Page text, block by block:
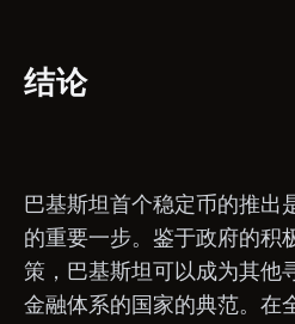
结论
巴基斯坦首个稳定币的推出
的重要一步。鉴于政府的积
策，巴基斯坦可以成为其他
金融体系的国家的典范。在